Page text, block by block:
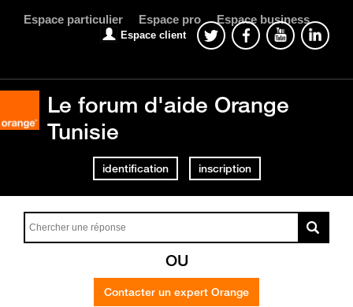
Espace particulier Espace pro Espace business
Espace client
Le forum d'aide Orange
Tunisie
identification inscription
OU
Contacter un expert Orange